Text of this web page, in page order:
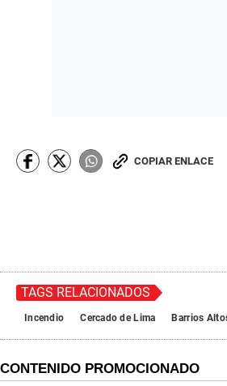
COPIAR ENLACE
TAGS RELACIONADOS
Incendio Cercado de Lima Barrios